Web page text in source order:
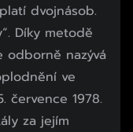
dvojnásob.
Díky metodě
odborně nazývá
ve
července 1978.
za jejím